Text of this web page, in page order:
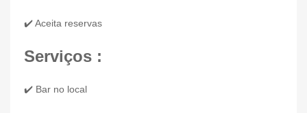
✔️ Aceita reservas
Serviços :
✔️ Bar no local